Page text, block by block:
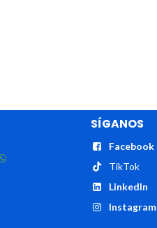
SÍGANOS
Facebook
TikTok
LinkedIn
Instagram